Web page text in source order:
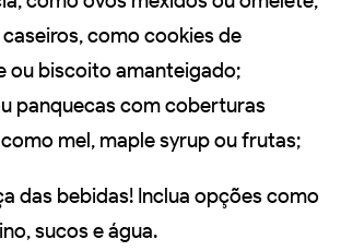
como cookies de
ou biscoito amanteigado;
panquecas com coberturas
mel, maple syrup ou frutas;
das bebidas! Inclua opções como
sucos e água.